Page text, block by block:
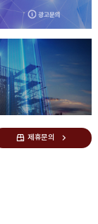
제휴문의